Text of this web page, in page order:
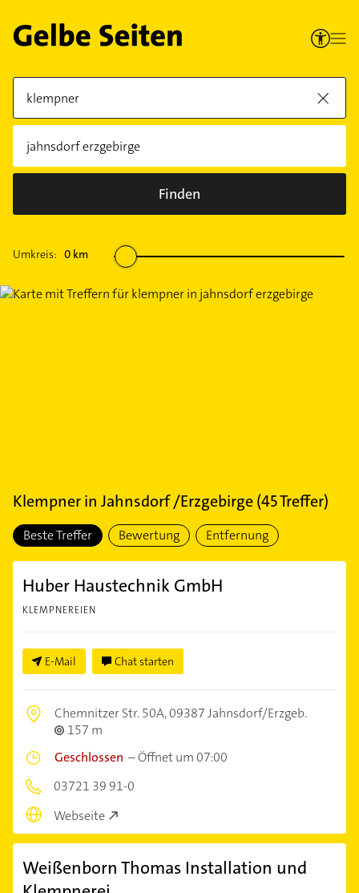
Finden
Umkreis: 0 km
Klempnerin Jahnsdorf /Erzgebirge(45Treffer)
Beste Treffer Bewertung Entfernung
Huber Haustechnik GmbH
KLEMPNEREIEN
E-Mail Chat starten
Chemnitzer Str. 50A,09387 Jahnsdorf/Erzgeb.
157 m
Geschlossen –Öffnet um 07:00
03721 39 91-0
Webseite
Weißenborn Thomas Installation und